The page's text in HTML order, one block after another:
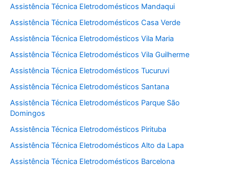
Assistência Técnica Eletrodomésticos Mandaqui
Assistência Técnica Eletrodomésticos Casa Verde
Assistência Técnica Eletrodomésticos Vila Maria
Assistência Técnica Eletrodomésticos Vila Guilherme
Assistência Técnica Eletrodomésticos Tucuruvi
Assistência Técnica Eletrodomésticos Santana
Assistência Técnica Eletrodomésticos Parque São
Domingos
Assistência Técnica Eletrodomésticos Pirituba
Assistência Técnica Eletrodomésticos Alto da Lapa
Assistência Técnica Eletrodomésticos Barcelona